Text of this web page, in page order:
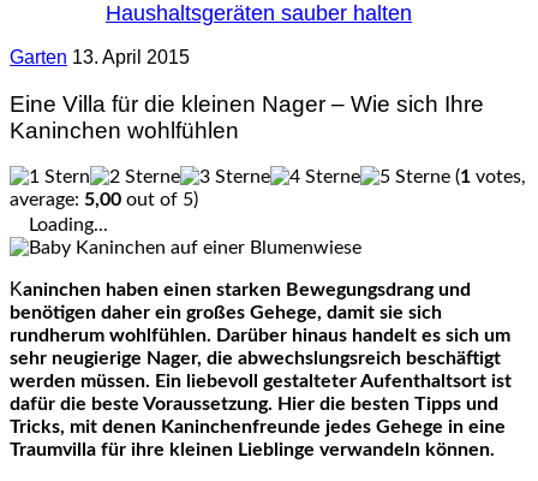
Haushaltsgeräten sauber halten
Garten 13. April 2015
Eine Villa für die kleinen Nager – Wie sich Ihre
Kaninchen wohlfühlen
(1 votes,
average: 5,00 out of 5)
Loading...
Kaninchen haben einen starken Bewegungsdrang und
benötigen daher ein großes Gehege, damit sie sich
rundherum wohlfühlen. Darüber hinaus handelt es sich um
sehr neugierige Nager, die abwechslungsreich beschäftigt
werden müssen. Ein liebevoll gestalteter Aufenthaltsort ist
dafür die beste Voraussetzung. Hier die besten Tipps und
Tricks, mit denen Kaninchenfreunde jedes Gehege in eine
Traumvilla für ihre kleinen Lieblinge verwandeln können.